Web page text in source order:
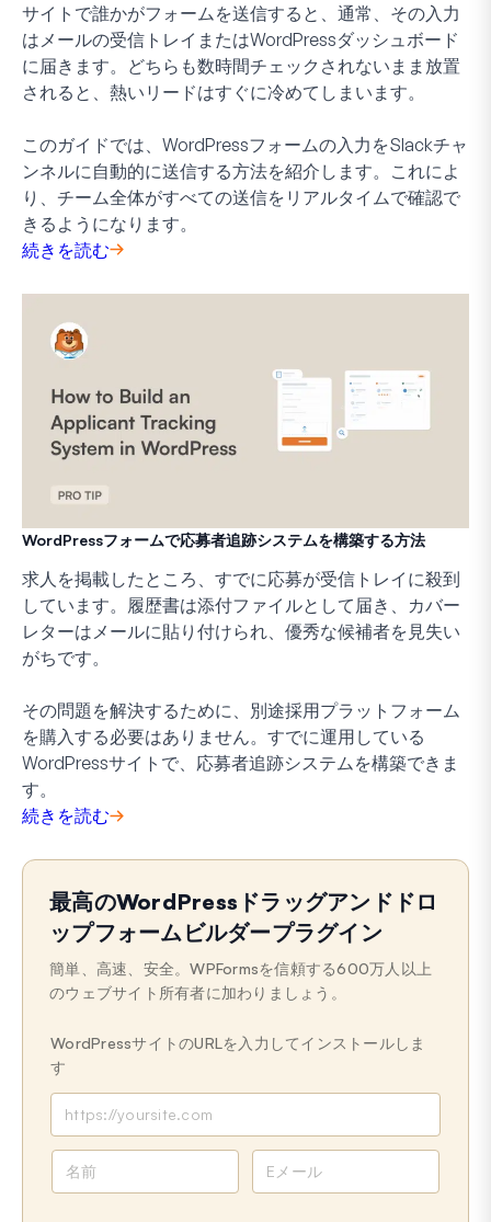
サイトで誰かがフォームを送信すると、通常、その入力
はメールの受信トレイまたはWordPressダッシュボード
に届きます。どちらも数時間チェックされないまま放置
されると、熱いリードはすぐに冷めてしまいます。
このガイドでは、WordPressフォームの入力をSlackチャ
ンネルに自動的に送信する方法を紹介します。これによ
り、チーム全体がすべての送信をリアルタイムで確認で
きるようになります。
続きを読む
WordPressフォームで応募者追跡システムを構築する方法
求人を掲載したところ、すでに応募が受信トレイに殺到
しています。履歴書は添付ファイルとして届き、カバー
レターはメールに貼り付けられ、優秀な候補者を見失い
がちです。
その問題を解決するために、別途採用プラットフォーム
を購入する必要はありません。すでに運用している
WordPressサイトで、応募者追跡システムを構築できま
す。
続きを読む
最高のWordPressドラッグアンドドロ
ップフォームビルダープラグイン
簡単、高速、安全。WPFormsを信頼する600万人以上
のウェブサイト所有者に加わりましょう。
WordPressサイトのURLを入力してインストールしま
す